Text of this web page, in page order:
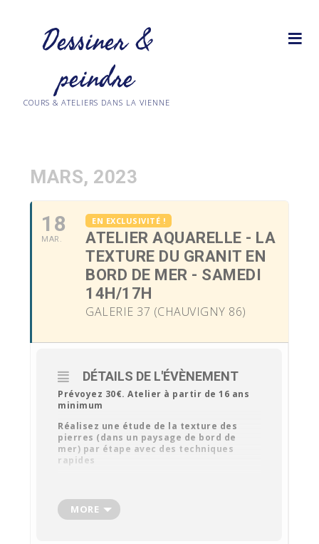
Dessiner &
peindre
COURS & ATELIERS DANS LA VIENNE
MARS, 2023
18
MAR.
EN EXCLUSIVITÉ !
ATELIER AQUARELLE - LA
TEXTURE DU GRANIT EN
BORD DE MER - SAMEDI
14H/17H
GALERIE 37 (CHAUVIGNY 86)
DÉTAILS DE L'ÉVÈNEMENT
Prévoyez 30€. Atelier à partir de 16 ans
minimum
Réalisez une étude de la texture des
pierres (dans un paysage de bord de
mer) par étape avec des techniques
rapides
ou contactez Aurore Brandily au
0637466699
MORE